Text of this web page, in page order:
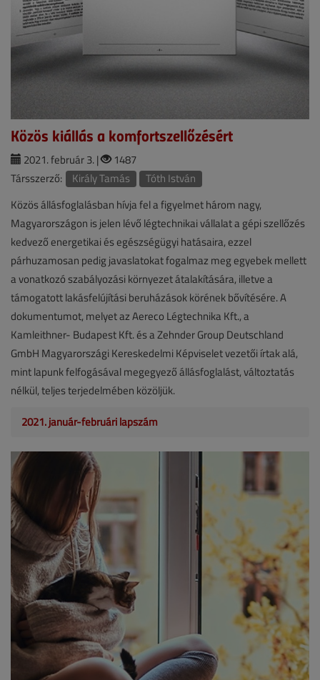
Közös kiállás a komfortszellőzésért
2021. február 3. |
1487
Társszerző:
Király Tamás
Tóth István
Közös állásfoglalásban hívja fel a figyelmet három nagy,
Magyarországon is jelen lévő légtechnikai vállalat a gépi szellőzés
kedvező energetikai és egészségügyi hatásaira, ezzel
párhuzamosan pedig javaslatokat fogalmaz meg egyebek mellett
a vonatkozó szabályozási környezet átalakítására, illetve a
támogatott lakásfelújítási beruházások körének bővítésére. A
dokumentumot, melyet az Aereco Légtechnika Kft., a
Kamleithner- Budapest Kft. és a Zehnder Group Deutschland
GmbH Magyarországi Kereskedelmi Képviselet vezetői írtak alá,
mint lapunk felfogásával megegyező állásfoglalást, változtatás
nélkül, teljes terjedelmében közöljük.
2021. január-februári lapszám